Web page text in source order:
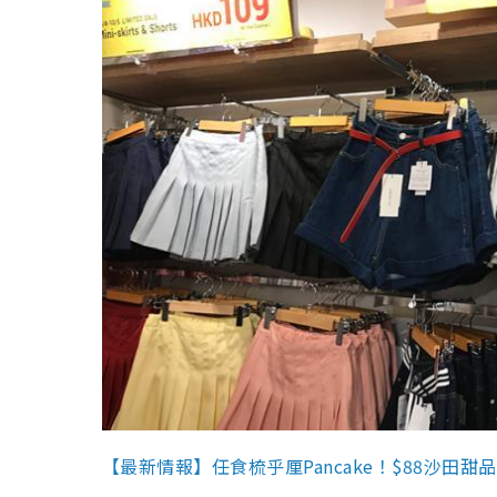
【最新情報】任食梳乎厘Pancake！$88沙田甜